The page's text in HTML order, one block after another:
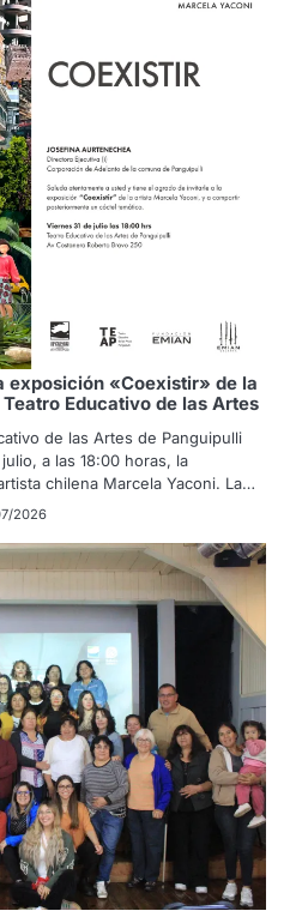
exposición «Coexistir» de la
Educativo de las Artes
de las Artes de Panguipulli
a las 18:00 horas, la
chilena Marcela Yaconi. La…
2026